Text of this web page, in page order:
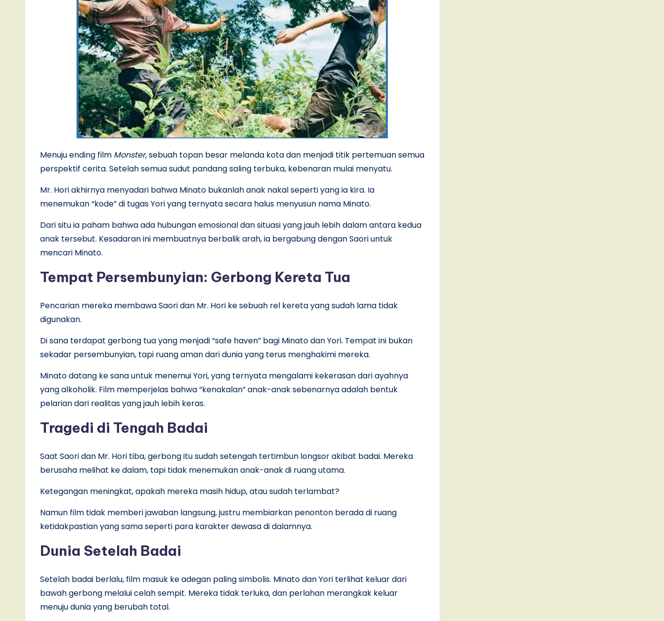
Menuju ending film Monster, sebuah topan besar melanda kota dan menjadi titik pertemuan semua
perspektif cerita. Setelah semua sudut pandang saling terbuka, kebenaran mulai menyatu.
Mr. Hori akhirnya menyadari bahwa Minato bukanlah anak nakal seperti yang ia kira. Ia
menemukan “kode” di tugas Yori yang ternyata secara halus menyusun nama Minato.
Dari situ ia paham bahwa ada hubungan emosional dan situasi yang jauh lebih dalam antara kedua
anak tersebut. Kesadaran ini membuatnya berbalik arah, ia bergabung dengan Saori untuk
mencari Minato.
Tempat Persembunyian: Gerbong Kereta Tua
Pencarian mereka membawa Saori dan Mr. Hori ke sebuah rel kereta yang sudah lama tidak
digunakan.
Di sana terdapat gerbong tua yang menjadi “safe haven” bagi Minato dan Yori. Tempat ini bukan
sekadar persembunyian, tapi ruang aman dari dunia yang terus menghakimi mereka.
Minato datang ke sana untuk menemui Yori, yang ternyata mengalami kekerasan dari ayahnya
yang alkoholik. Film memperjelas bahwa “kenakalan” anak-anak sebenarnya adalah bentuk
pelarian dari realitas yang jauh lebih keras.
Tragedi di Tengah Badai
Saat Saori dan Mr. Hori tiba, gerbong itu sudah setengah tertimbun longsor akibat badai. Mereka
berusaha melihat ke dalam, tapi tidak menemukan anak-anak di ruang utama.
Ketegangan meningkat, apakah mereka masih hidup, atau sudah terlambat?
Namun film tidak memberi jawaban langsung, justru membiarkan penonton berada di ruang
ketidakpastian yang sama seperti para karakter dewasa di dalamnya.
Dunia Setelah Badai
Setelah badai berlalu, film masuk ke adegan paling simbolis. Minato dan Yori terlihat keluar dari
bawah gerbong melalui celah sempit. Mereka tidak terluka, dan perlahan merangkak keluar
menuju dunia yang berubah total.